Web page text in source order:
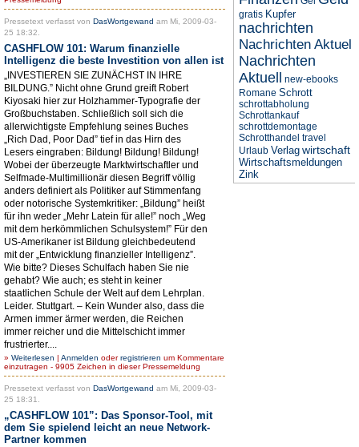
Pressetext verfasst von DasWortgewand am Mi, 2009-03-
25 18:32.
CASHFLOW 101: Warum finanzielle
Intelligenz die beste Investition von allen ist
„INVESTIEREN SIE ZUNÄCHST IN IHRE
BILDUNG.” Nicht ohne Grund greift Robert
Kiyosaki hier zur Holzhammer-Typografie der
Großbuchstaben. Schließlich soll sich die
allerwichtigste Empfehlung seines Buches
„Rich Dad, Poor Dad” tief in das Hirn des
Lesers eingraben: Bildung! Bildung! Bildung!
Wobei der überzeugte Marktwirtschaftler und
Selfmade-Multimillionär diesen Begriff völlig
anders definiert als Politiker auf Stimmenfang
oder notorische Systemkritiker: „Bildung” heißt
für ihn weder „Mehr Latein für alle!” noch „Weg
mit dem herkömmlichen Schulsystem!” Für den
US-Amerikaner ist Bildung gleichbedeutend
mit der „Entwicklung finanzieller Intelligenz”.
Wie bitte? Dieses Schulfach haben Sie nie
gehabt? Wie auch; es steht in keiner
staatlichen Schule der Welt auf dem Lehrplan.
Leider. Stuttgart. – Kein Wunder also, dass die
Armen immer ärmer werden, die Reichen
immer reicher und die Mittelschicht immer
frustrierter....
» Weiterlesen | Anmelden oderregistrieren um Kommentare
einzutragen - 9905 Zeichen in dieser Pressemeldung
Pressetext verfasst von DasWortgewand am Mi, 2009-03-
25 18:31.
„CASHFLOW 101”: Das Sponsor-Tool, mit
dem Sie spielend leicht an neue Network-
Partner kommen
gratis Kupfer
nachrichten
Nachrichten Aktuel
Nachrichten
Aktuell
new-ebooks
Romane Schrott
schrottabholung
Schrottankauf
schrottdemontage
Schrotthandel travel
Urlaub Verlag wirtschaft
Wirtschaftsmeldungen
Zink